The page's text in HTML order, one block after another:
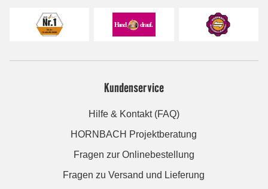
Kundenservice
Hilfe & Kontakt (FAQ)
HORNBACH Projektberatung
Fragen zur Onlinebestellung
Fragen zu Versand und Lieferung